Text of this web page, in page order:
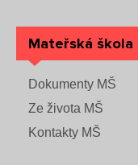
Mateřská škola
Dokumenty MŠ
Ze života MŠ
Kontakty MŠ